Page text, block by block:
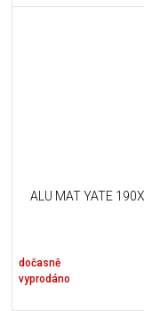
ALU MAT YATE
dočasně
vyprodáno